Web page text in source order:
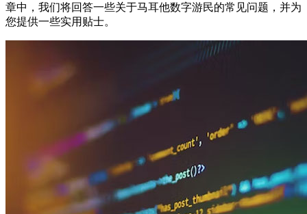
章中，我们将回答一些关于马耳他数字游民的常见问题，并为
您提供一些实用贴士。